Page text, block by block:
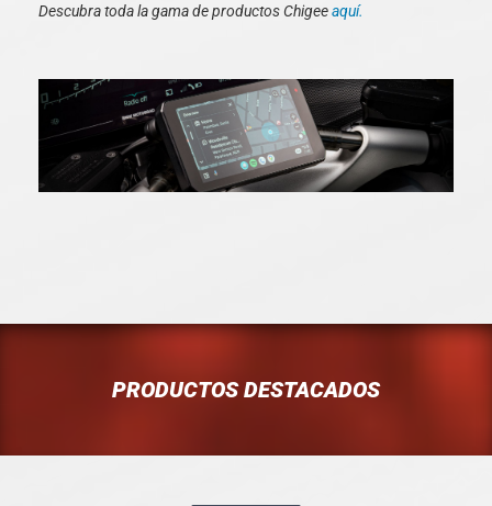
Descubra toda la gama de productos Chigeeaquí.
PRODUCTOS DESTACADOS